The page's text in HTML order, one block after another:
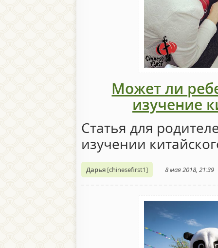
Может ли
изучение
Статья для
изучении
Дарья[chinesefirst1] 8 мая 2018, 21:39